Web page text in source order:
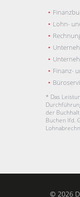
Lohn-
Finanz-
* Das
der
Buchen lfd.
© 2026